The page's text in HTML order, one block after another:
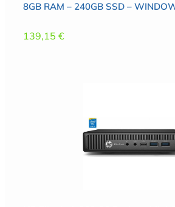
8GB RAM – 240GB SSD –
139,15 €